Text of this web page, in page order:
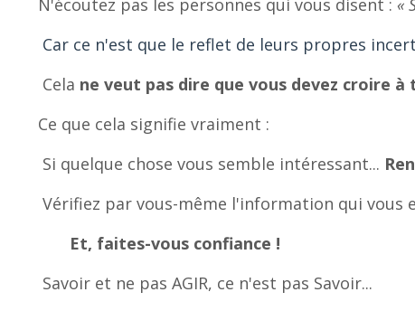
N'écoutez pas les personnes qui vous disent : «
Car ce n'est que le reflet de leurs propres
Cela ne veut pas dire que vous devez croire
Ce que cela signifie vraiment :
Si quelque chose vous semble intéressant...
Vérifiez par vous-même l'information qui vous
Et, faites-vous confiance !
Savoir et ne pas AGIR, ce n'est pas Savoir...